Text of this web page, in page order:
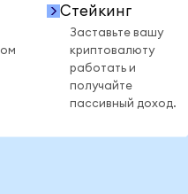
Стейкинг
Заставьте вашу
криптовалюту
работать и
получайте
пассивный доход.